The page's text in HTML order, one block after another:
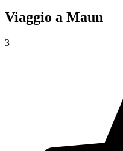
Viaggio a Maun
3